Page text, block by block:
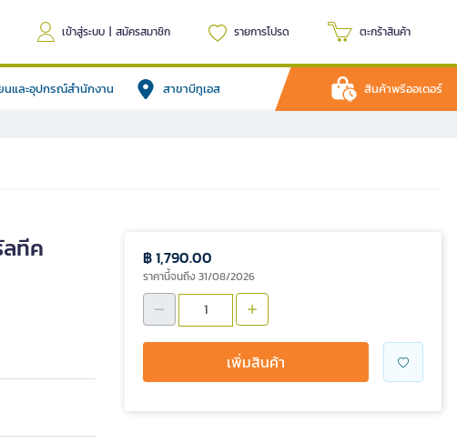
เข้าสู่ระบบ | สมัครสมาชิก รายการโปรด ตะกร้าสินค้า
นและอุปกรณ์สำนักงาน สาขาบีทูเอส สินค้าพรีออเดอร์
ลทีค
฿ 1,790.00
ราคานี้จนถึง 31/08/2026
เพิ่มสินค้า